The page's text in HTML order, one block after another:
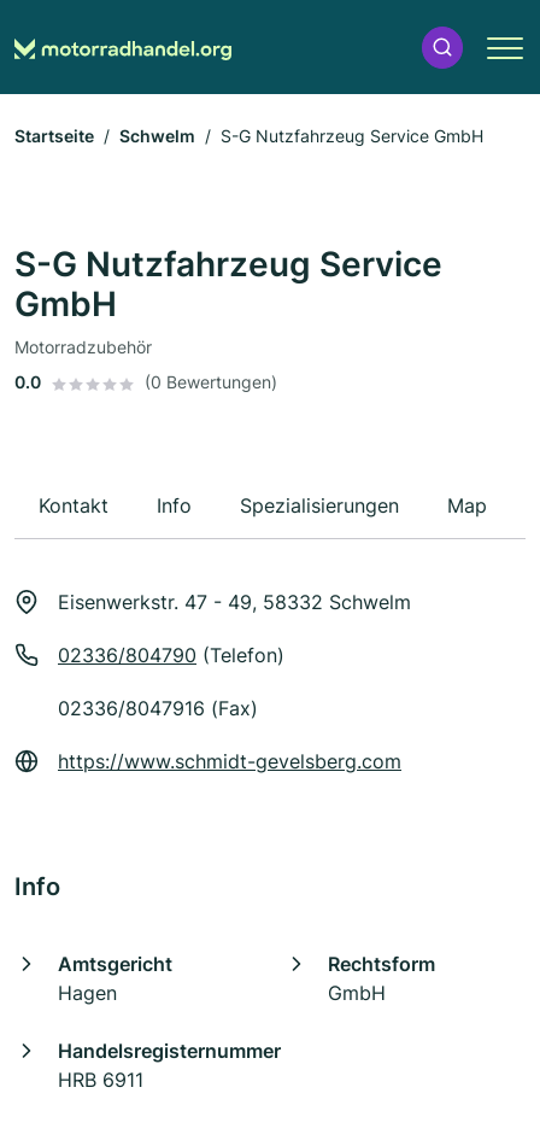
Startseite Schwelm S-G Nutzfahrzeug Service GmbH
S-G Nutzfahrzeug Service
GmbH
Motorradzubehör
0.0
(0 Bewertungen)
Kontakt Info Spezialisierungen Map
Eisenwerkstr. 47 - 49, 58332 Schwelm
02336/804790 (Telefon)
02336/8047916 (Fax)
https://www.schmidt-gevelsberg.com
Info
Amtsgericht
Hagen
Rechtsform
GmbH
Handelsregisternummer
HRB 6911